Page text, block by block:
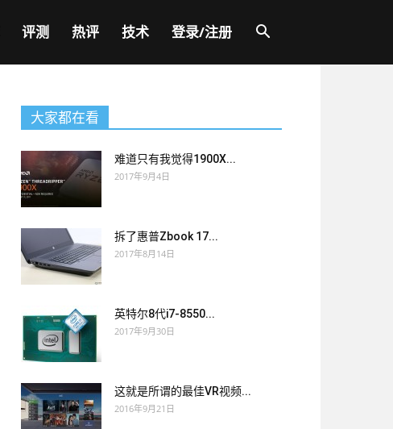
评测 热评 技术 登录/注册
大家都在看
难道只有我觉得1900X...
2017年9月4日
拆了惠普Zbook 17...
2017年8月14日
英特尔8代i7-8550...
2017年9月30日
这就是所谓的最佳VR视频...
2016年9月21日